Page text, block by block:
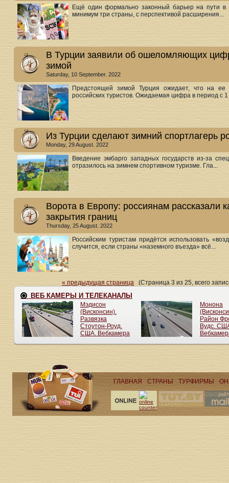
Ещё один формально законный барьер на пути в
минимум три страны, с перспективой расширения...
В Турции заявили об ошеломляющих
зимой
Saturday, 10 September. 2022
Предстоящей зимой Турция ожидает, что на ее
российских туристов. Ожидаемая цифра в период с 1
Из Турции сделают зимний спортлагерь
Monday, 29 August. 2022
Введение эмбарго западных государств из-за
отразилось на зимнем спортивном туризме. Гла...
Ворота в Европу: россиянам рассказали
закрытия границ
Thursday, 25 August. 2022
Российским туристам придётся использовать
случится, если страны «наземного въезда» всё...
« предыдущая страница (Страница 3 из 25, всего
ГЛАВНАЯ СТРАНЫ ТУРФИРМЫ